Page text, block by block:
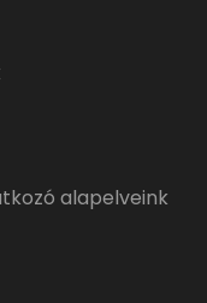
alapelveink